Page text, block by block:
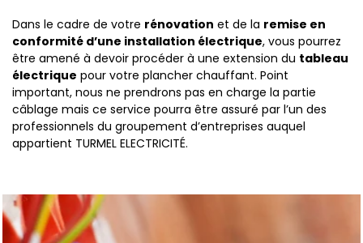
Dans le cadre de votre rénovation et de la remise en
conformité d’une installation électrique, vous pourrez
être amené à devoir procéder à une extension du tableau
électrique pour votre plancher chauffant. Point
important, nous ne prendrons pas en charge la partie
câblage mais ce service pourra être assuré par l’un des
professionnels du groupement d’entreprises auquel
appartient TURMEL ELECTRICITÉ.